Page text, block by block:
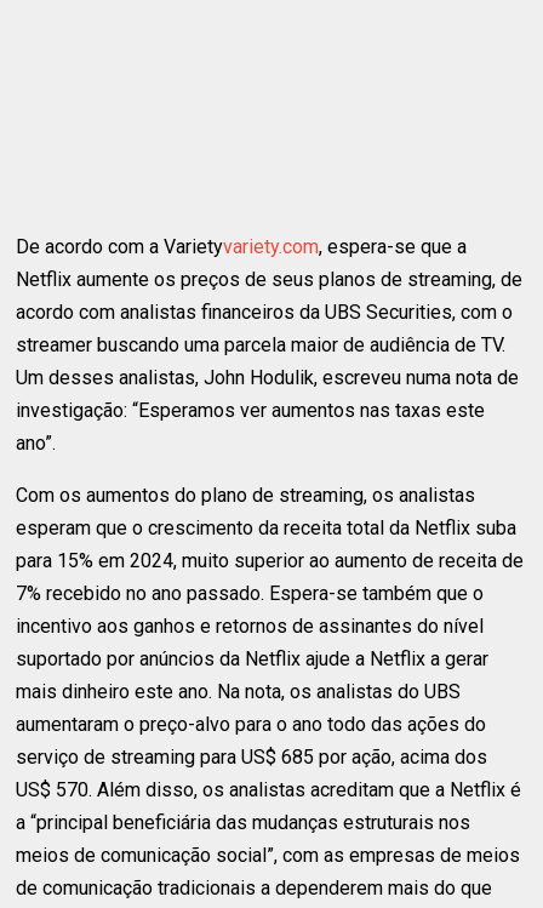
De acordo com a Varietyvariety.com, espera-se que a
Netflix aumente os preços de seus planos de streaming, de
acordo com analistas financeiros da UBS Securities, com o
streamer buscando uma parcela maior de audiência de TV.
Um desses analistas, John Hodulik, escreveu numa nota de
investigação: “Esperamos ver aumentos nas taxas este
ano”.
Com os aumentos do plano de streaming, os analistas
esperam que o crescimento da receita total da Netflix suba
para 15% em 2024, muito superior ao aumento de receita de
7% recebido no ano passado. Espera-se também que o
incentivo aos ganhos e retornos de assinantes do nível
suportado por anúncios da Netflix ajude a Netflix a gerar
mais dinheiro este ano. Na nota, os analistas do UBS
aumentaram o preço-alvo para o ano todo das ações do
serviço de streaming para US$ 685 por ação, acima dos
US$ 570. Além disso, os analistas acreditam que a Netflix é
a “principal beneficiária das mudanças estruturais nos
meios de comunicação social”, com as empresas de meios
de comunicação tradicionais a dependerem mais do que